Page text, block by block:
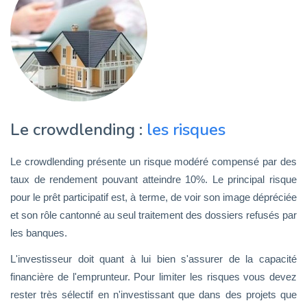
Le crowdlending : les risques
Le crowdlending présente un risque modéré compensé par des
taux de rendement pouvant atteindre 10%. Le principal risque
pour le prêt participatif est, à terme, de voir son image dépréciée
et son rôle cantonné au seul traitement des dossiers refusés par
les banques.
L'investisseur doit quant à lui bien s'assurer de la capacité
financière de l'emprunteur. Pour limiter les risques vous devez
rester très sélectif en n'investissant que dans des projets que